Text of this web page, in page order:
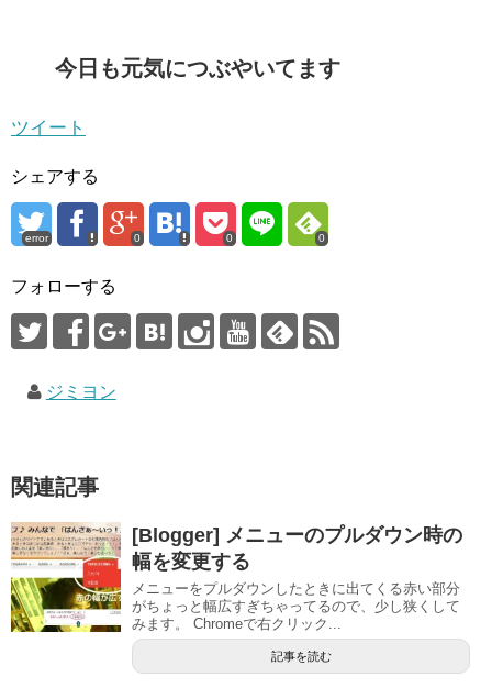
今日も元気につぶやいてます
ツイート
シェアする
error 0 0 0
フォローする
ジミヨン
関連記事
[Blogger] メニューのプルダウン時の
幅を変更する
メニューをプルダウンしたときに出てくる赤い部分
がちょっと幅広すぎちゃってるので、少し狭くして
みます。 Chromeで右クリック...
記事を読む